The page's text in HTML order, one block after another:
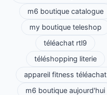
m6 boutique catalogue
my boutique teleshop
téléachat rtl9
téléshopping literie
appareil fitness téléachat
m6 boutique aujourd'hui